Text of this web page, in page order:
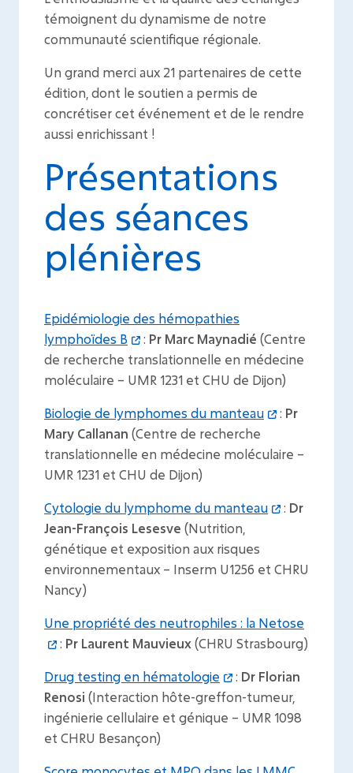
témoignent du dynamisme de notre
communauté scientifique régionale.
Un grand merci aux 21 partenaires de cette
édition, dont le soutien a permis de
concrétiser cet événement et de le rendre
aussi enrichissant !
Présentations
des séances
plénières
Epidémiologie des hémopathies
lymphoïdes B
: Pr Marc Maynadié (Centre
de recherche translationnelle en médecine
moléculaire – UMR 1231 et CHU de Dijon)
Biologie de lymphomes du manteau
: Pr
Mary Callanan (Centre de recherche
translationnelle en médecine moléculaire –
UMR 1231 et CHU de Dijon)
Cytologie du lymphome du manteau
: Dr
Jean-François Lesesve (Nutrition,
génétique et exposition aux risques
environnementaux – Inserm U1256 et CHRU
Nancy)
Une propriété des neutrophiles : la Netose
: Pr Laurent Mauvieux(CHRU Strasbourg)
Drug testing en hématologie
: Dr Florian
Renosi (Interaction hôte-greffon-tumeur,
ingénierie cellulaire et génique – UMR 1098
et CHRU Besançon)